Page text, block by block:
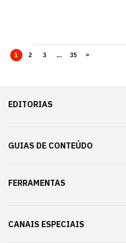
1 2 3 ... 35 >
EDITORIAS
GUIAS DE CONTEÚDO
FERRAMENTAS
CANAIS ESPECIAIS